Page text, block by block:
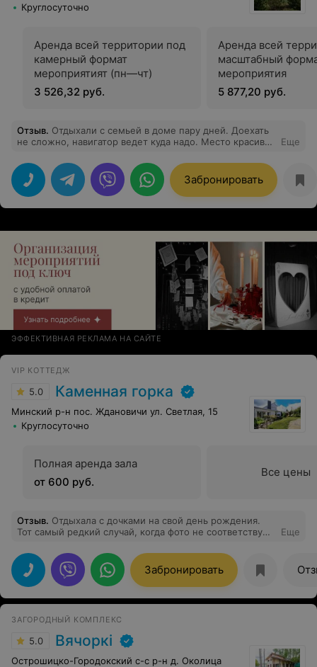
Круглосуточно
Аренда всей территории под
камерный формат
мероприятият (пн—чт)
3 526,32 руб.
Аренда всей
масштабный
мероприятия
5 877,20 руб.
Отзыв. Отдыхали с семьей в доме пару дней. Доехать
не сложно, навигатор ведет куда надо. Место красивое
всего хватает, даже не нужно было думать как
приготовить еду, из чего есть и тд. Продумано до
мелочей. Даже в детской игрушек хватало, было чем
развлечь детей. Баню, к сожалению, не успели
оценить, но обязательно вернемся. Особенно
было немало)
Еще
Забронировать
ЭФФЕКТИВНАЯ РЕКЛАМА НА САЙТЕ
VIP КОТТЕДЖ
5.0 Каменная горка
Минский р-н пос. Ждановичи ул. Светлая, 15
Круглосуточно
Полная аренда зала
от 600 руб.
Все цены
Отзыв. Отдыхала с дочками на свой день рождения.
Тот самый редкий случай, когда фото не соответствуют
красоту, комфорт, уют, чистоту, душевность этого
места; радушие и доброжелательность хозяев! Здесь
есть всё для приятного и незабываемого отдыха! Вы
просто приезжаете и наслаждаетесь! Ни на секунду не
пожалела, что сделала такой выбор! Спасибо
Еще
Забронировать
ЗАГОРОДНЫЙ КОМПЛЕКС
5.0 Вячоркi
Острошицко-Городокский с-с р-н д. Околица